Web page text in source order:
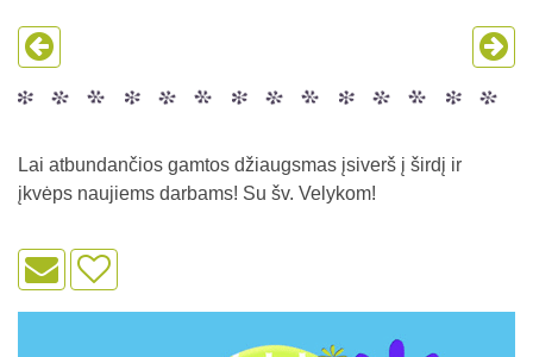
Lai atbundančios gamtos džiaugsmas įsiverš į širdį ir
įkvėps naujiems darbams! Su šv. Velykom!